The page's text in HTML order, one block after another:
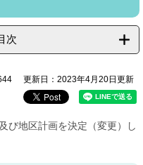
次
更新日：2023年4月20日更新
び地区計画を決定（変更）し